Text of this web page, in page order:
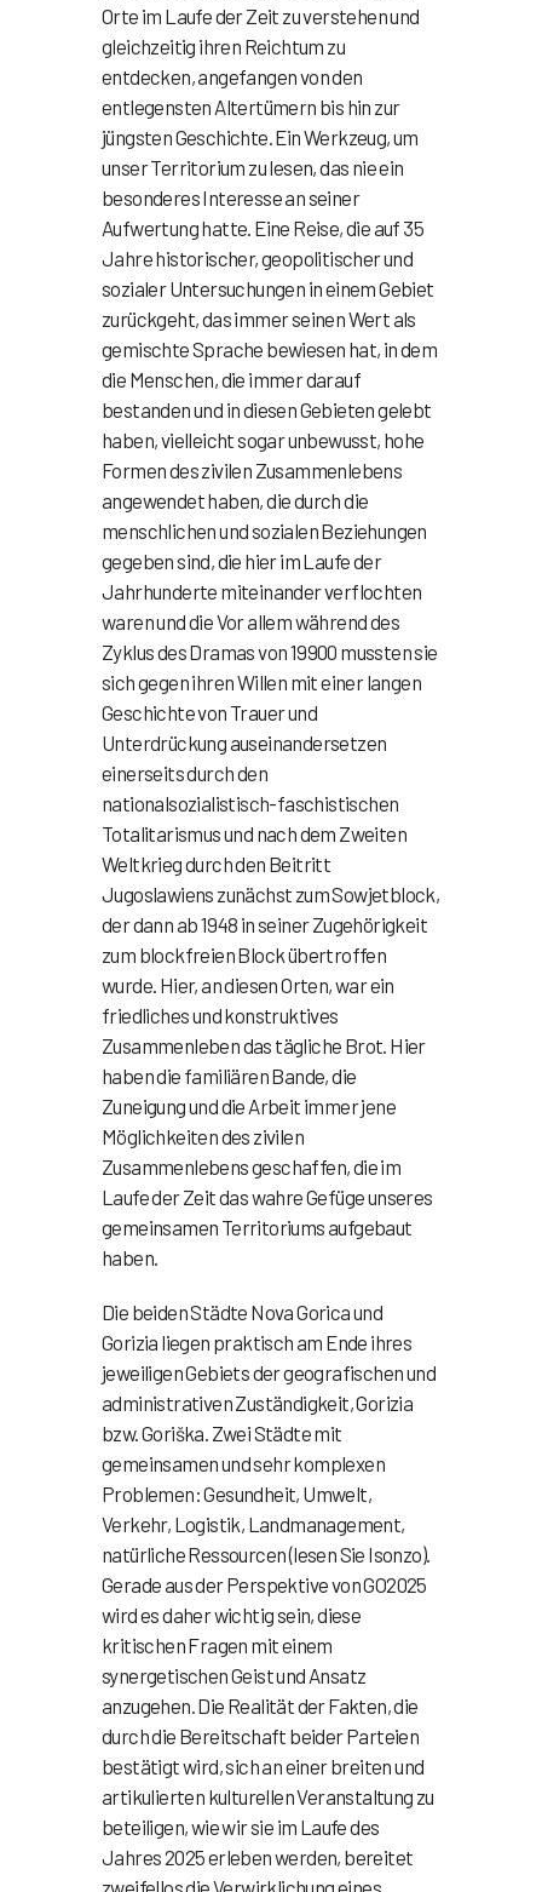
Orte im Laufe der Zeit zu verstehen und
gleichzeitig ihren Reichtum zu
entdecken, angefangen von den
entlegensten Altertümern bis hin zur
jüngsten Geschichte. Ein Werkzeug, um
unser Territorium zu lesen, das nie ein
besonderes Interesse an seiner
Aufwertung hatte. Eine Reise, die auf 35
Jahre historischer, geopolitischer und
sozialer Untersuchungen in einem Gebiet
zurückgeht, das immer seinen Wert als
gemischte Sprache bewiesen hat, in dem
die Menschen, die immer darauf
bestanden und in diesen Gebieten gelebt
haben, vielleicht sogar unbewusst, hohe
Formen des zivilen Zusammenlebens
angewendet haben, die durch die
menschlichen und sozialen Beziehungen
gegeben sind, die hier im Laufe der
Jahrhunderte miteinander verflochten
waren und die Vor allem während des
Zyklus des Dramas von 19900 mussten sie
sich gegen ihren Willen mit einer langen
Geschichte von Trauer und
Unterdrückung auseinandersetzen
einerseits durch den
nationalsozialistisch-faschistischen
Totalitarismus und nach dem Zweiten
Weltkrieg durch den Beitritt
Jugoslawiens zunächst zum Sowjetblock,
der dann ab 1948 in seiner Zugehörigkeit
zum blockfreien Block übertroffen
wurde. Hier, an diesen Orten, war ein
friedliches und konstruktives
Zusammenleben das tägliche Brot. Hier
haben die familiären Bande, die
Zuneigung und die Arbeit immer jene
Möglichkeiten des zivilen
Zusammenlebens geschaffen, die im
Laufe der Zeit das wahre Gefüge unseres
gemeinsamen Territoriums aufgebaut
haben.
Die beiden Städte Nova Gorica und
Gorizia liegen praktisch am Ende ihres
jeweiligen Gebiets der geografischen und
administrativen Zuständigkeit, Gorizia
bzw. Goriška. Zwei Städte mit
gemeinsamen und sehr komplexen
Problemen: Gesundheit, Umwelt,
Verkehr, Logistik, Landmanagement,
natürliche Ressourcen (lesen Sie Isonzo).
Gerade aus der Perspektive von GO2025
wird es daher wichtig sein, diese
kritischen Fragen mit einem
synergetischen Geist und Ansatz
anzugehen. Die Realität der Fakten, die
durch die Bereitschaft beider Parteien
bestätigt wird, sich an einer breiten und
artikulierten kulturellen Veranstaltung zu
beteiligen, wie wir sie im Laufe des
Jahres 2025 erleben werden, bereitet